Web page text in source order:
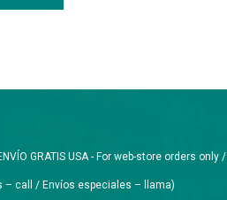
ENVÍO GRATIS USA - For web-store orders
– call / Envíos especiales – llama)